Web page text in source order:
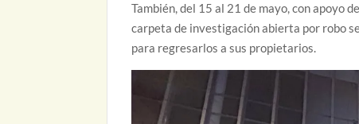
También, del 15 al 21 de mayo, con apoyo
carpeta de investigación abierta por robo
para regresarlos a sus propietarios.